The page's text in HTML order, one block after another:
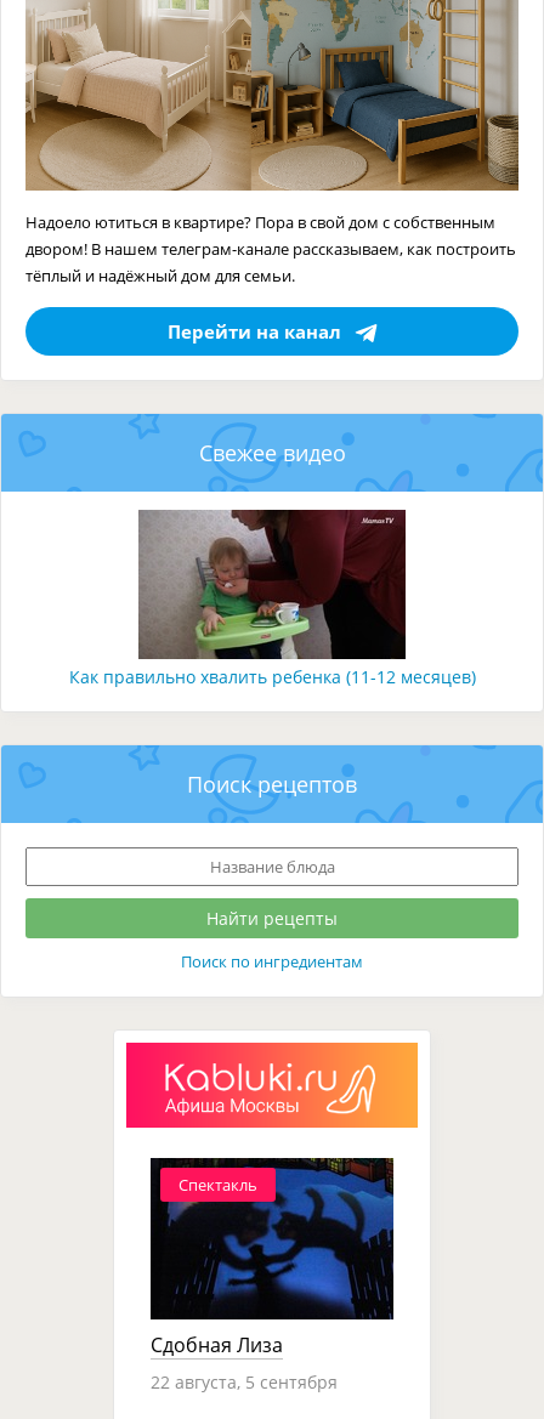
Надоело ютиться в квартире? Пора в свой дом с собственным
двором! В нашем телеграм-канале рассказываем, как построить
тёплый и надёжный дом для семьи.
Перейти на канал
Свежее видео
Как правильно хвалить ребенка (11-12 месяцев)
Поиск рецептов
Поиск по ингредиентам
Спектакль
Сдобная Лиза
22 августа, 5 сентября